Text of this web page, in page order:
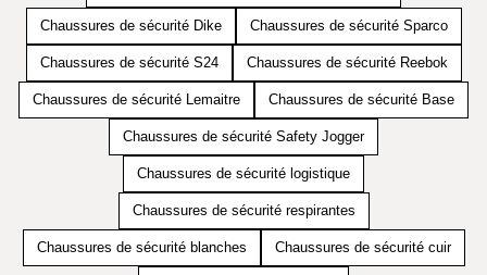
Chaussures de sécurité Dike Chaussures de sécurité Sparco
Chaussures de sécurité S24 Chaussures de sécurité Reebok
Chaussures de sécurité Lemaitre Chaussures de sécurité Base
Chaussures de sécurité Safety Jogger
Chaussures de sécurité logistique
Chaussures de sécurité respirantes
Chaussures de sécurité blanches Chaussures de sécurité cuir